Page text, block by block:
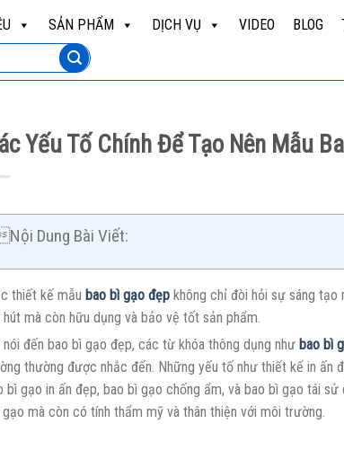
SẢN PHẨM DỊCH VỤ VIDEO BLOG
Yếu Tố Chính Để Tạo Nên Mẫu
Dung Bài Viết:
thiết kế mẫu bao bì gạo đẹp không chỉ đòi hỏi sự sáng tạo
hút mà còn hữu dụng và bảo vệ tốt sản phẩm.
nói đến bao bì gạo đẹp, các từ khóa thông dụng như bao bì
thường được nhắc đến. Những yếu tố như thiết kế in ấn
bì gạo in ấn đẹp, bao bì gạo chống ẩm, và bao bì gạo tái
mà còn có tính thẩm mỹ và thân thiện với môi trường.